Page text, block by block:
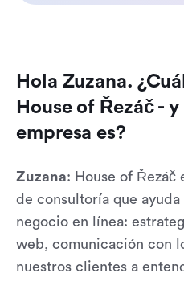
Hola Zuzana.
House of Řezáč -
empresa es?
Zuzana: House of Řezáč
de consultoría que ayuda
negocio en línea:
web, comunicación con
nuestros clientes a